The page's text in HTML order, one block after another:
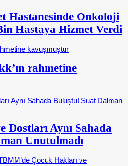
Hastanesinde Onkoloji
Hastaya Hizmet Verdi
rahmetine
Dostları Aynı Sahada
Unutulmadı